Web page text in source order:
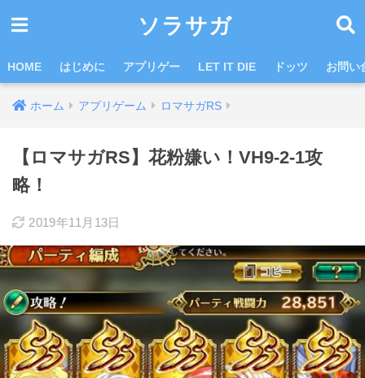
ソラサガ
HOME はじめに アプリゲー LET IT DIE ドッツ お問い
ホーム アプリゲーム ロマサガRS
【ロマサガRS】花粉嫌い！VH9-2-1攻
略！
2019年11月13日